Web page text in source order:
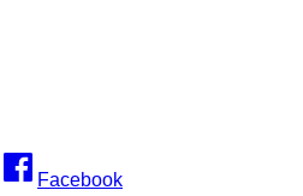
Facebook